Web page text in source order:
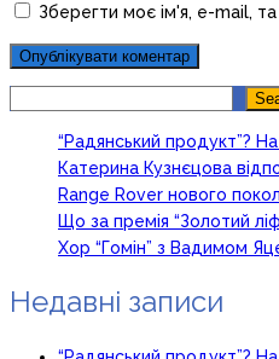
Зберегти моє ім'я, e-mail,
“Радянський продукт”?
Катерина Кузнєцова
Range Rover нового
Що за премія “Золотий
Хор “Гомін” з Вадимом
Недавні записи